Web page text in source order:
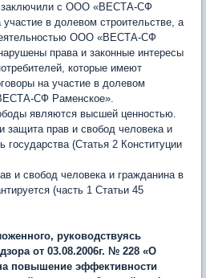
заключили с ООО «ВЕСТА-СФ
в долевом строительстве, а
ООО «ВЕСТА-СФ
права и законные интересы
которые имеют
на участие в долевом
СФ Раменское».
являются высшей ценностью.
защита прав и свобод человека и
государства (Статья 2 Конституции
и свобод человека и гражданина в
(часть 1 Статьи 45
руководствуясь
от 03.08.2006г. № 228 «О
повышение эффективности